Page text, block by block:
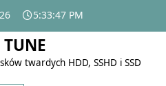
5:33:48 PM
twardych HDD, SSHD i SSD